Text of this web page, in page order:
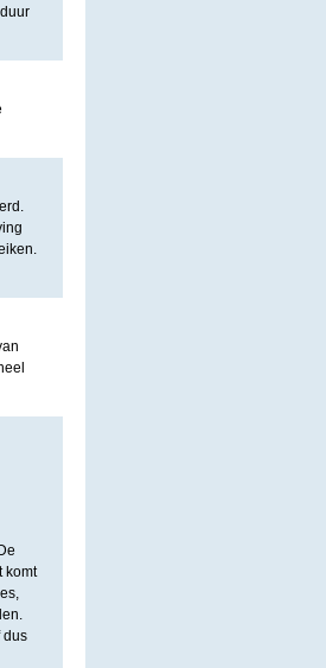
komt
dus